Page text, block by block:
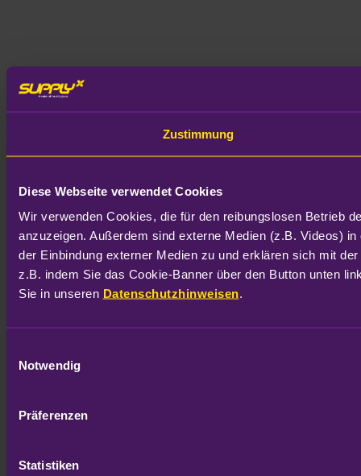
Zustimmung
Diese Webseite verwendet Cookies
Wir verwenden Cookies, die für den reibungslosen Betrieb
anzuzeigen. Außerdem sind externe Medien (z.B. Videos)
der Einbindung externer Medien zu und erklären sich mit
z.B. indem Sie das Cookie-Banner über den Button unten
Sie in unseren Datenschutzhinweisen.
Notwendig
Präferenzen
Statistiken